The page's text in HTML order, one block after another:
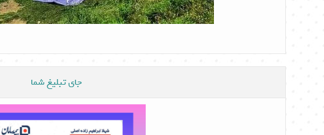
جای تبلیغ شما